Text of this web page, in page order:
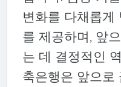
변화를 다채롭게
를 제공하며, 앞
는 데 결정적인
축은행은 앞으로